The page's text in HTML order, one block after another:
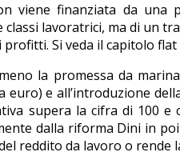
viene finanziata da
lavoratrici, ma di un
Si veda il capitolo
la promessa da
e all’introduzione
supera la cifra di 100
dalla riforma Dini in
reddito da lavoro o